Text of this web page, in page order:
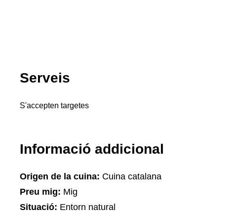
Serveis
S'accepten targetes
Informació addicional
Origen de la cuina: Cuina catalana
Preu mig: Mig
Situació: Entorn natural